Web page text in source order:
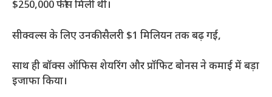
$250,000 फीस मिली थी।
सीक्वल्स के लिए उनकी सैलरी $1 मिलियन तक बढ़ गई,
साथ ही बॉक्स ऑफिस शेयरिंग और प्रॉफिट बोनस ने कमाई में बड़ा
इजाफा किया।